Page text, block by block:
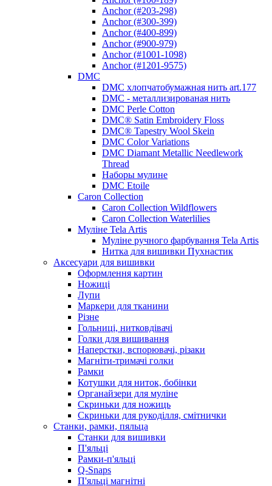
Anchor (#203-298)
Anchor (#300-399)
Anchor (#400-899)
Anchor (#900-979)
Anchor (#1001-1098)
Anchor (#1201-9575)
DMC
DMC хлопчатобумажная нить art.177
DMC - металлизированая нить
DMC Perle Cotton
DMC® Satin Embroidery Floss
DMC® Tapestry Wool Skein
DMC Color Variations
DMC Diamant Metallic Needlework
Thread
Наборы мулине
DMC Etoile
Caron Collection
Caron Collection Wildflowers
Caron Collection Waterlilies
Муліне Tela Artis
Муліне ручного фарбування Tela Artis
Нитка для вишивки Пухнастик
Аксесуари для вишивки
Оформлення картин
Ножиці
Лупи
Маркери для тканини
Різне
Гольниці, нитковдівачі
Голки для вишивання
Наперстки, вспорювачі, різаки
Магніти-тримачі голки
Рамки
Котушки для ниток, бобінки
Органайзери для муліне
Скриньки для ножиць
Скриньки для рукоділля, смітнички
Станки, рамки, пяльца
Станки для вишивки
П'яльці
Рамки-п'яльці
Q-Snaps
П'яльці магнітні